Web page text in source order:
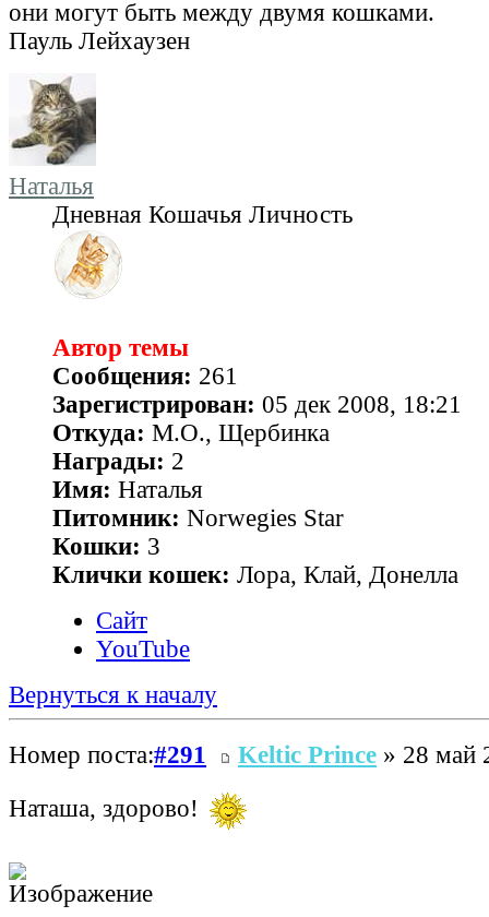
они могут быть между двумя кошками.
Пауль Лейхаузен
Наталья
Дневная Кошачья Личность
Автор темы
Сообщения: 261
Зарегистрирован: 05 дек 2008, 18:21
Откуда: М.О., Щербинка
Награды: 2
Имя: Наталья
Питомник: Norwegies Star
Кошки: 3
Клички кошек: Лора, Клай, Донелла
Сайт
YouTube
Вернуться к началу
Номер поста:#291 Keltic Prince » 28 май
Наташа, здорово!